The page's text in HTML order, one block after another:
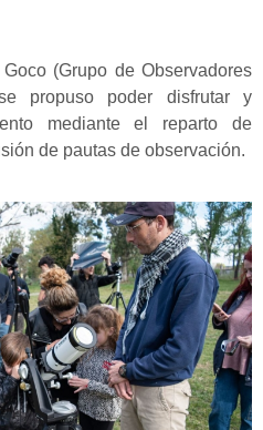
(Grupo de Observadores
propuso poder disfrutar y
mediante el reparto de
de pautas de observación.